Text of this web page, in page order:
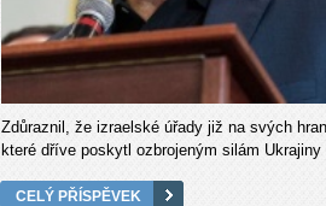
Zdůraznil, že izraelské úřady již na svých
které dříve poskytl ozbrojeným silám
CELÝ PŘÍSPĚVEK